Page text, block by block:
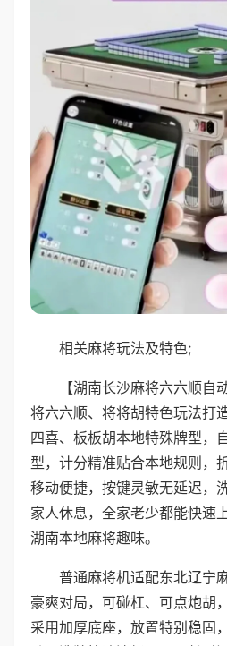
相关麻将玩法及特色;
【湖南长沙麻将六六顺自
将六六顺、将将胡特色玩法打
四喜、板板胡本地特殊牌型，
型，计分精准贴合本地规则，
移动便捷，按键灵敏无延迟，
家人休息，全家老少都能快速
湖南本地麻将趣味。
普通麻将机适配东北辽宁
豪爽对局，可碰杠、可点炮胡
采用加厚底座，放置特别稳固